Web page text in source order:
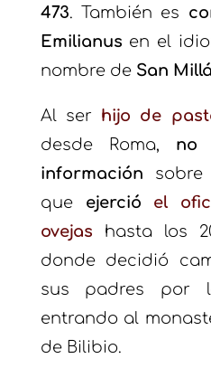
473. También es
Emilianus en el
nombre de San
Al ser hijo de
desde Roma, no
información sobre
que ejerció el
ovejas hasta los
donde decidió
sus padres por
entrando al
de Bilibio.